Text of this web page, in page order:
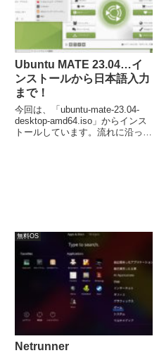
Ubuntu MATE 23.04…イ
ンストールから日本語入力
まで！
今回は、「ubuntu-mate-23.04-
desktop-amd64.iso」からインス
トールしています。流れに沿って
無料OS
Netrunner